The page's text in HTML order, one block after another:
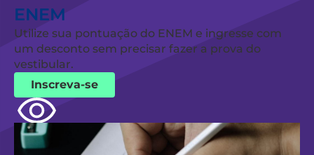
ENEM
Utilize sua pontuação do ENEM e ingresse com
um desconto sem precisar fazer a prova do
vestibular.
Inscreva-se